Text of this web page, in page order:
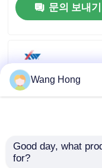
품질 관리
연락주세요
인용문을 요구하세
고전압 세라믹 콘
고전압 문고리형
문의 보내기
24kV 스위치 장치
Wang Hong
Good day, what
for?